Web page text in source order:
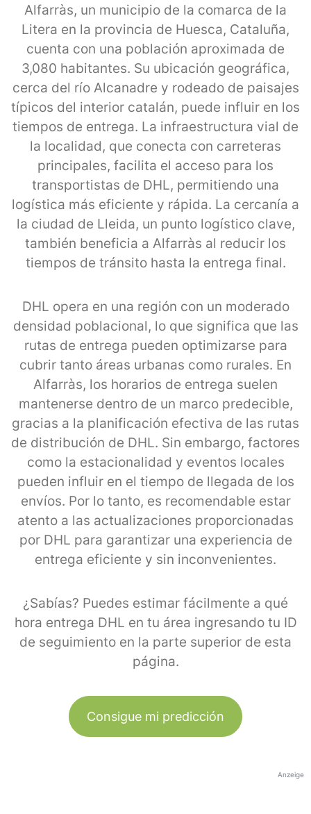
Alfarràs, un municipio de la comarca de la
Litera en la provincia de Huesca, Cataluña,
cuenta con una población aproximada de
3,080 habitantes. Su ubicación geográfica,
cerca del río Alcanadre y rodeado de paisajes
típicos del interior catalán, puede influir en los
tiempos de entrega. La infraestructura vial de
la localidad, que conecta con carreteras
principales, facilita el acceso para los
transportistas de DHL, permitiendo una
logística más eficiente y rápida. La cercanía a
la ciudad de Lleida, un punto logístico clave,
también beneficia a Alfarràs al reducir los
tiempos de tránsito hasta la entrega final.
DHL opera en una región con un moderado
densidad poblacional, lo que significa que las
rutas de entrega pueden optimizarse para
cubrir tanto áreas urbanas como rurales. En
Alfarràs, los horarios de entrega suelen
mantenerse dentro de un marco predecible,
gracias a la planificación efectiva de las rutas
de distribución de DHL. Sin embargo, factores
como la estacionalidad y eventos locales
pueden influir en el tiempo de llegada de los
envíos. Por lo tanto, es recomendable estar
atento a las actualizaciones proporcionadas
por DHL para garantizar una experiencia de
entrega eficiente y sin inconvenientes.
¿Sabías? Puedes estimar fácilmente a qué
hora entrega DHL en tu área ingresando tu ID
de seguimiento en la parte superior de esta
página.
Consigue mi predicción
Anzeige